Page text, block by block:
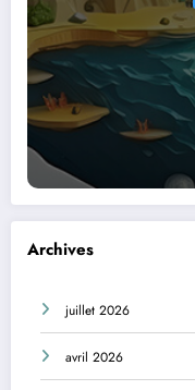
Archives
juillet 2026
avril 2026